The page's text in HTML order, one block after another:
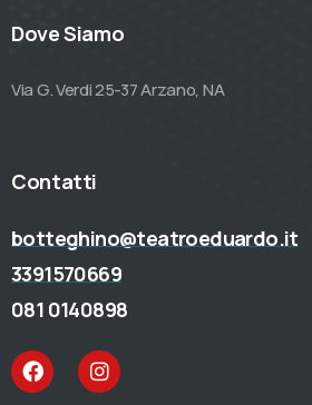
Dove Siamo
Via G. Verdi 25-37 Arzano, NA
Contatti
botteghino@teatroeduardo.it
3391570669
081 0140898